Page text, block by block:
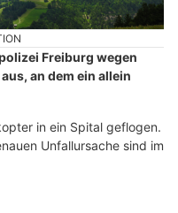
Freiburg wegen
an dem ein allein
in ein Spital geflogen.
Unfallursache sind im